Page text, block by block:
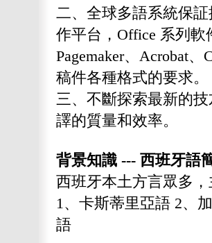
二、全球多語系統保
作平台，Office 系列軟
Pagemaker、Acrobat
稿件各種格式的要求。
三、不斷探索最新的
譯的質量和效率。
背景知識 --- 西班牙語
西班牙本土方言眾多
1、卡斯蒂里亞語 2、
語